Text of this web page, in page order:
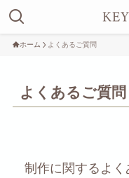
ホーム よくあるご質問
よくあるご質問
制作に関するよ